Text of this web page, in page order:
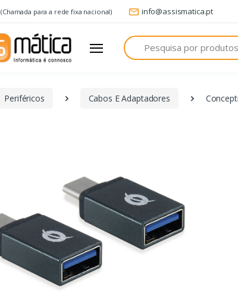
(Chamada para a rede fixa nacional) info@assismatica.pt
Pesquisa
Periféricos Cabos E Adaptadores